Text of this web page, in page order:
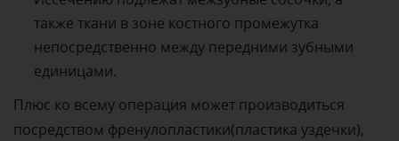
также ткани в зоне костного промежутка
непосредственно между передними зубными
единицами.
Плюс ко всему операция может производиться
посредством френулопластики(пластика уздечки),